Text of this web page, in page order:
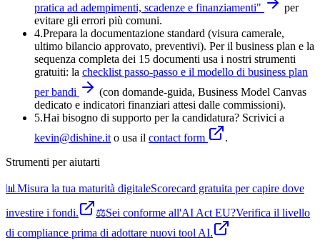
pratica ad adempimenti, scadenze e finanziamenti"
per
evitare gli errori più comuni.
4.Prepara la documentazione standard (visura camerale,
ultimo bilancio approvato, preventivi). Per il business plan e la
sequenza completa dei 15 documenti usa i nostri strumenti
gratuiti: la checklist passo-passo e il modello di business plan
per bandi
(con domande-guida, Business Model Canvas
dedicato e indicatori finanziari attesi dalle commissioni).
5.Hai bisogno di supporto per la candidatura? Scrivici a
kevin@dishine.it o usa il contact form
.
Strumenti per aiutarti
📊 Misura la tua maturità digitaleScorecard gratuita per capire dove
investire i fondi.
⚖️Sei conforme all'AI Act EU?Verifica il livello
di compliance prima di adottare nuovi tool AI.